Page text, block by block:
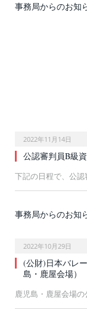
事務局からのお知
2022年11月14日
公認審判員B級
下記の日程で、公
事務局からのお知
2022年10月29日
(公財)日本バレ
島・鹿屋会場）
鹿児島・鹿屋会場